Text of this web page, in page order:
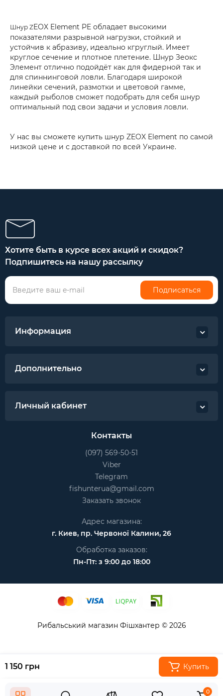
0
Шнур ZEOX Element PE обладает высокими
показателями разрывной нагрузки, стойкий и
устойчив к абразиву, идеально кгруглый. Имеет
круглое сечение и плотное плетение. Шнур Зеокс
Элемент отлично подойдёт как для фидерной так и
для спиннинговой ловли. Благодаря широкой
линейки сечений, размотки и цветовой гамме,
каждый рыболов сможет подобрать для себя шнур
оптимальный под свои задачи и условия ловли.
У нас вы сможете купить шнур ZEOX Element по самой
низкой цене и с доставкой по всей Украине.
1 150 грн Купить
Хотите быть в курсе всех акций и скидок?
Подпишитесь на нашу рассылку
Подписаться
Информация
Дополнительно
Личный кабинет
Контакты
(097) 569-50-51
Viber
Telegram
fishunterua@gmail.com
Заказать звонок
Адрес магазина:
г. Киев, пр. Червоної Калини, 26
Обработка заказов:
Пн-Пт: з 9:00 до 18:00
Рибальський магазин Фішхантер © 2026